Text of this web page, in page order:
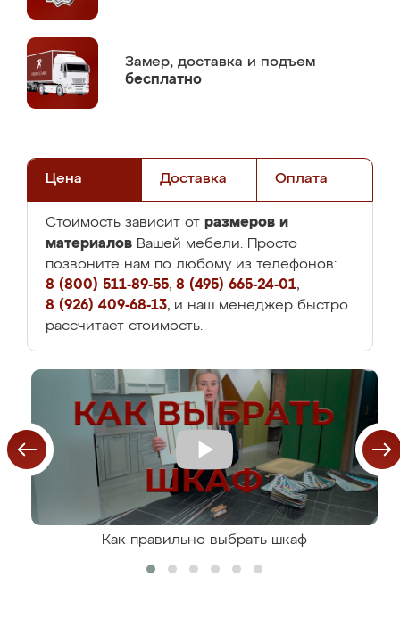
Замер, доставка и подъем
бесплатно
Цена Доставка Оплата
Стоимость зависит от размеров и
материалов Вашей мебели. Просто
позвоните нам по любому из телефонов:
8 (800) 511-89-55, 8 (495) 665-24-01,
8 (926) 409-68-13, и наш менеджер быстро
рассчитает стоимость.
Как правильно выбрать шкаф